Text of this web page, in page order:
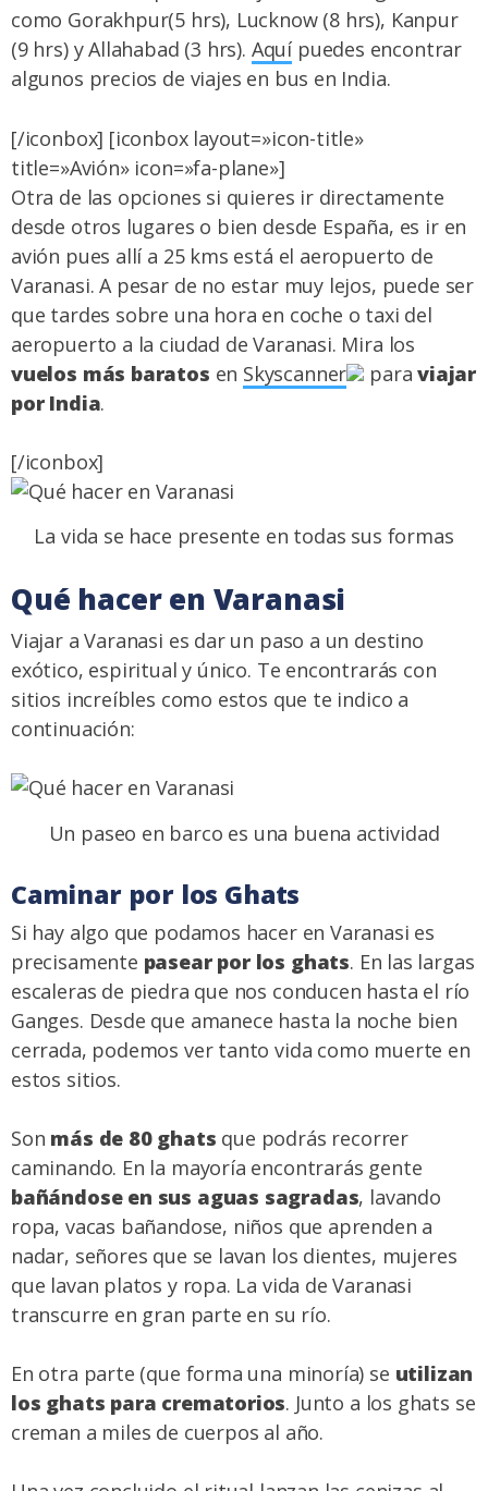
como Gorakhpur(5 hrs), Lucknow (8 hrs), Kanpur
(9 hrs) y Allahabad (3 hrs). Aquípuedes encontrar
algunos precios de viajes en bus en India.
[/iconbox] [iconbox layout=»icon-title»
title=»Avión» icon=»fa-plane»]
Otra de las opciones si quieres ir directamente
desde otros lugares o bien desde España, es ir en
avión pues allí a 25 kms está el aeropuerto de
Varanasi. A pesar de no estar muy lejos, puede ser
que tardes sobre una hora en coche o taxi del
aeropuerto a la ciudad de Varanasi. Mira los
vuelos más baratos en Skyscanner paraviajar
por India.
[/iconbox]
La vida se hace presente en todas sus formas
Qué hacer en Varanasi
Viajar a Varanasi es dar un paso a un destino
exótico, espiritual y único. Te encontrarás con
sitios increíbles como estos que te indico a
continuación:
Un paseo en barco es una buena actividad
Caminar por los Ghats
Si hay algo que podamos hacer en Varanasi es
precisamente pasear por los ghats. En las largas
escaleras de piedra que nos conducen hasta el río
Ganges. Desde que amanece hasta la noche bien
cerrada, podemos ver tanto vida como muerte en
estos sitios.
Son más de 80 ghats que podrás recorrer
caminando. En la mayoría encontrarás gente
bañándose en sus aguas sagradas, lavando
ropa, vacas bañandose, niños que aprenden a
nadar, señores que se lavan los dientes, mujeres
que lavan platos y ropa. La vida de Varanasi
transcurre en gran parte en su río.
En otra parte (que forma una minoría) se utilizan
los ghats para crematorios. Junto a los ghats se
creman a miles de cuerpos al año.